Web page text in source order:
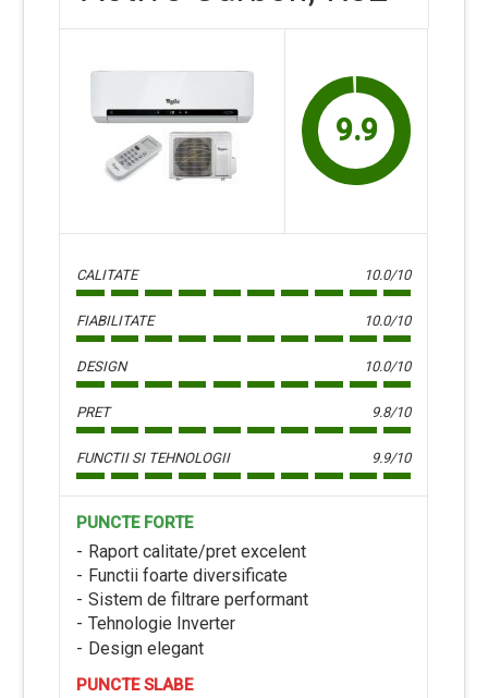
9.9
CALITATE 10.0/10
FIABILITATE 10.0/10
DESIGN 10.0/10
PRET 9.8/10
FUNCTII SI TEHNOLOGII 9.9/10
PUNCTE FORTE
Raport calitate/pret excelent
Functii foarte diversificate
Sistem de filtrare performant
Tehnologie Inverter
Design elegant
PUNCTE SLABE